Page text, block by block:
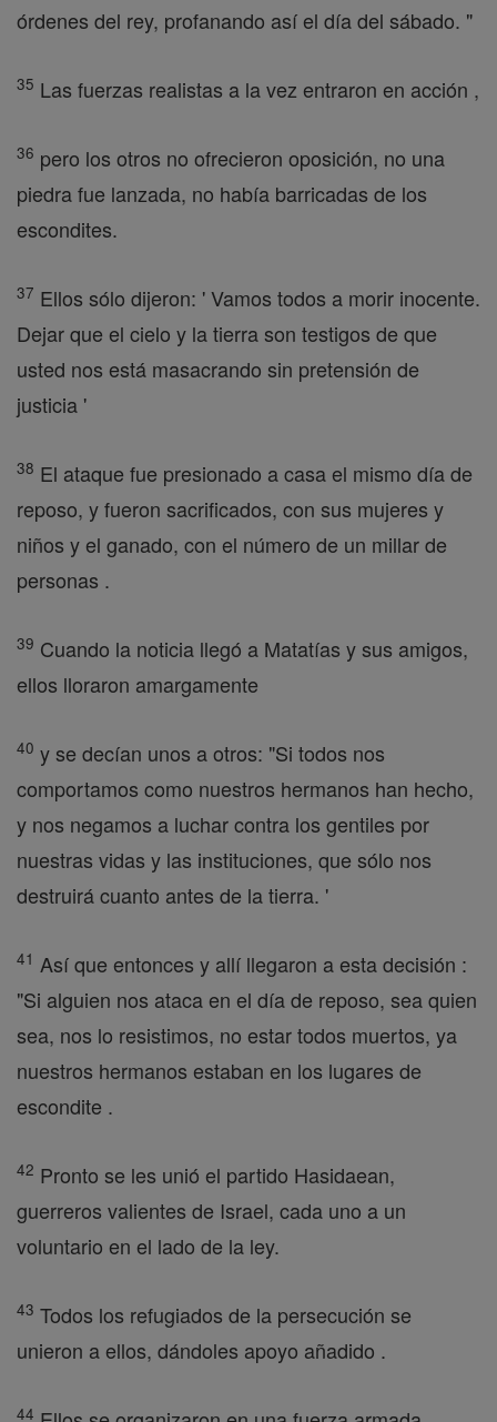
órdenes del rey, profanando así el día del sábado. "
35 Las fuerzas realistas a la vez entraron en acción ,
36 pero los otros no ofrecieron oposición, no una
piedra fue lanzada, no había barricadas de los
escondites.
37 Ellos sólo dijeron: ' Vamos todos a morir inocente.
Dejar que el cielo y la tierra son testigos de que
usted nos está masacrando sin pretensión de
justicia '
38 El ataque fue presionado a casa el mismo día de
reposo, y fueron sacrificados, con sus mujeres y
niños y el ganado, con el número de un millar de
personas .
39 Cuando la noticia llegó a Matatías y sus amigos,
ellos lloraron amargamente
40 y se decían unos a otros: "Si todos nos
comportamos como nuestros hermanos han hecho,
y nos negamos a luchar contra los gentiles por
nuestras vidas y las instituciones, que sólo nos
destruirá cuanto antes de la tierra. '
41 Así que entonces y allí llegaron a esta decisión :
"Si alguien nos ataca en el día de reposo, sea quien
sea, nos lo resistimos, no estar todos muertos, ya
nuestros hermanos estaban en los lugares de
escondite .
42 Pronto se les unió el partido Hasidaean,
guerreros valientes de Israel, cada uno a un
voluntario en el lado de la ley.
43 Todos los refugiados de la persecución se
unieron a ellos, dándoles apoyo añadido .
44